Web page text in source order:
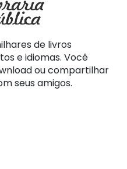
de livros
e idiomas. Você
ou compartilhar
seus amigos.